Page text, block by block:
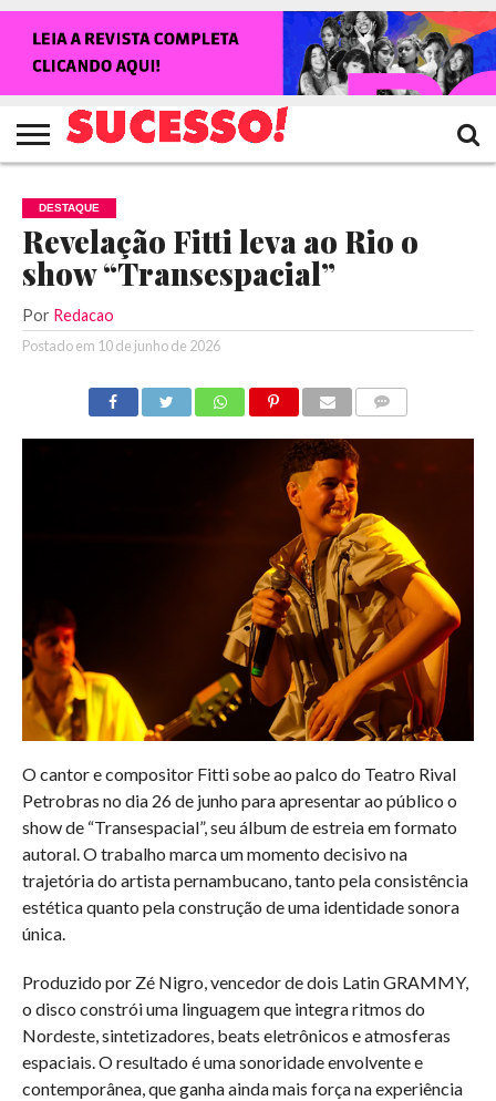
NOTÍCIAS
SHOWS
ENTREVISTAS
CLIQUES
RANKING
CROWLEY
TV
SUCESSO!
REVISTA
SUCESSO!
DESTAQUE
Revelação Fitti leva ao Rio o
show “Transespacial”
Por Redacao
Postado em 10 de junho de 2026
O cantor e compositor Fitti sobe ao palco do Teatro Rival
Petrobras no dia 26 de junho para apresentar ao público o
show de “Transespacial”, seu álbum de estreia em formato
autoral. O trabalho marca um momento decisivo na
trajetória do artista pernambucano, tanto pela consistência
estética quanto pela construção de uma identidade sonora
única.
Produzido por Zé Nigro, vencedor de dois Latin GRAMMY,
o disco constrói uma linguagem que integra ritmos do
Nordeste, sintetizadores, beats eletrônicos e atmosferas
espaciais. O resultado é uma sonoridade envolvente e
contemporânea, que ganha ainda mais força na experiência